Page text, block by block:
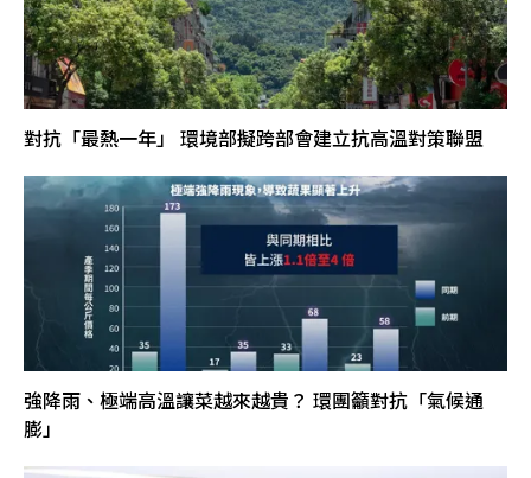
對抗「最熱一年」 環境部擬跨部會建立抗高溫對策聯盟
強降雨、極端高溫讓菜越來越貴？ 環團籲對抗「氣候通
膨」